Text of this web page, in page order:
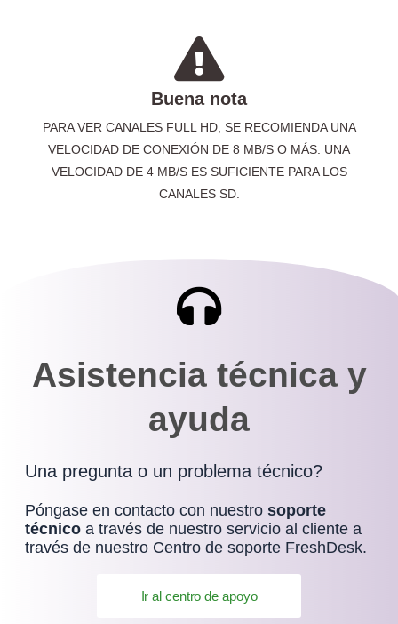
Buena nota
PARA VER CANALES FULL HD, SE RECOMIENDA UNA
VELOCIDAD DE CONEXIÓN DE 8 MB/S O MÁS. UNA
VELOCIDAD DE 4 MB/S ES SUFICIENTE PARA LOS
CANALES SD.
Asistencia técnica y
ayuda
Una pregunta o un problema técnico?
Póngase en contacto con nuestro soporte
técnicoa través de nuestro servicio al cliente a
través de nuestro Centro de soporte FreshDesk.
Ir al centro de apoyo